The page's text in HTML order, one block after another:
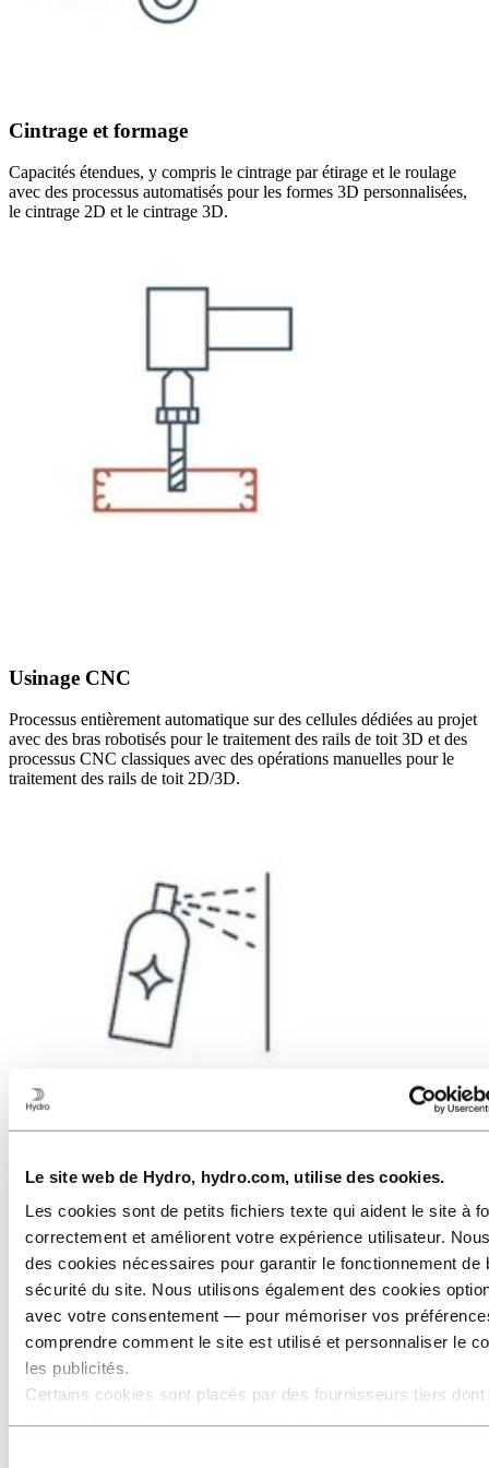
Le site web de Hydro, hydro.com, utilise des cookies.
Les cookies sont de petits fichiers texte qui aident le site à
correctement et améliorent votre expérience utilisateur.
des cookies nécessaires pour garantir le fonctionnement de
sécurité du site. Nous utilisons également des cookies
avec votre consentement — pour mémoriser vos
comprendre comment le site est utilisé et personnaliser le
les publicités.
Certains cookies sont placés par des fournisseurs tiers dont
Cintrage et formage
Capacités étendues, y compris le cintrage par étirage et le roulage
avec des processus automatisés pour les formes 3D personnalisées,
le cintrage 2D et le cintrage 3D.
Usinage CNC
Processus entièrement automatique sur des cellules dédiées au projet
avec des bras robotisés pour le traitement des rails de toit 3D et des
processus CNC classiques avec des opérations manuelles pour le
traitement des rails de toit 2D/3D.
Polissage
Polissage manuel et cellules robotisées automatisées pour le
polissage à plat pour une meilleure qualité de surface sur les rails de
toit et les garnitures avec création d'outils et contrôle qualité en